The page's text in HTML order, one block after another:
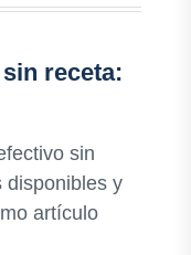
receta:
sin
disponibles y
artículo